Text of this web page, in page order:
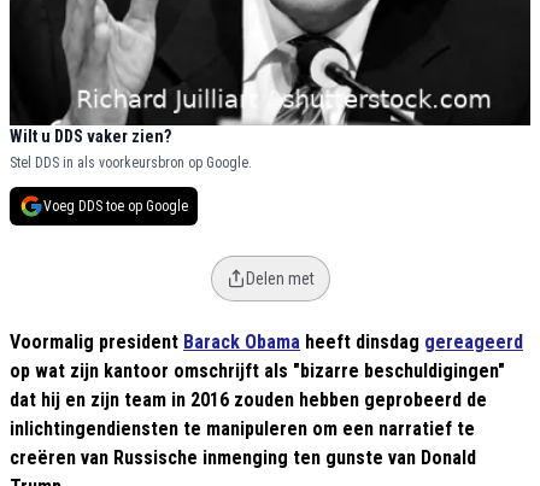
Wilt u DDS vaker zien?
Stel DDS in als voorkeursbron op Google.
Voeg DDS toe op Google
Delen met
Voormalig president Barack Obama heeft dinsdag gereageerd
op wat zijn kantoor omschrijft als "bizarre beschuldigingen"
dat hij en zijn team in 2016 zouden hebben geprobeerd de
inlichtingendiensten te manipuleren om een narratief te
creëren van Russische inmenging ten gunste van Donald